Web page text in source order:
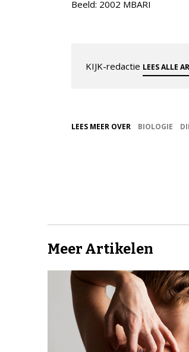
Beeld: 2002 MBARI
KIJK-redactie LEES ALLE
LEES MEER OVER BIOLOGIE
Meer Artikelen